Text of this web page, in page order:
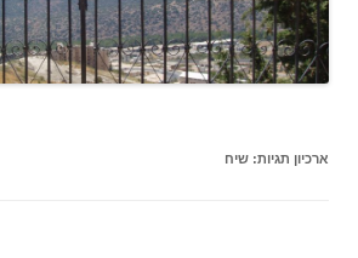
ארכיון תגיות: שיח